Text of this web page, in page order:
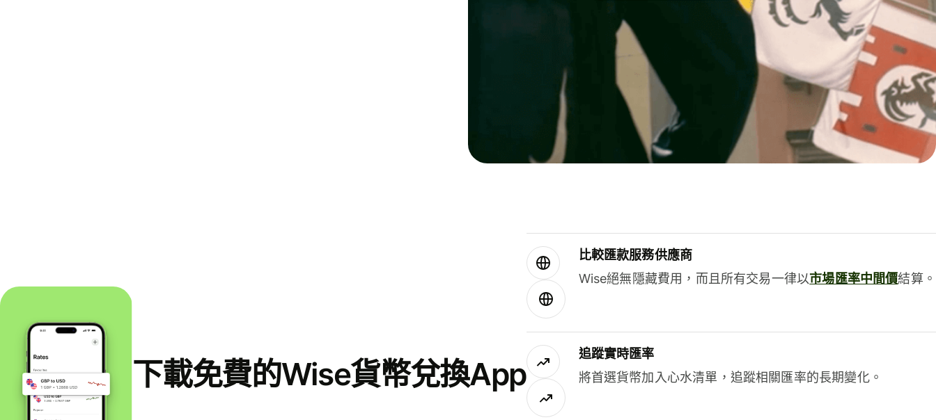
下載免費的Wise貨幣兌換App
比較匯款服務供應商
Wise絕無隱藏費用，而且所有交易一律以市場匯率中間價結算。
追蹤實時匯率
將首選貨幣加入心水清單，追蹤相關匯率的長期變化。